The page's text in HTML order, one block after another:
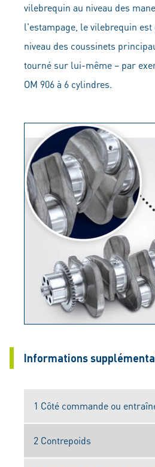
vilebrequin au niveau des
l'estampage, le vilebrequin est
niveau des coussinets
tourné sur lui-même – par
OM 906 à 6 cylindres.
Informations
1 Côté commande ou
2 Contrepoids